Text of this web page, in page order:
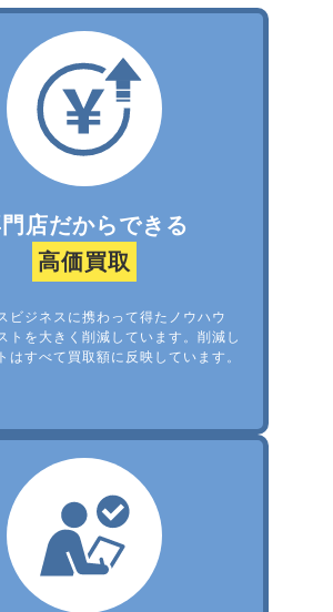
店だからできる
高価買取
ビジネスに携わって得たノウハウ
トを大きく削減しています。削減し
はすべて買取額に反映しています。